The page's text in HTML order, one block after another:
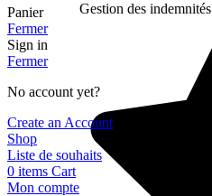
Gestion des indemnités
Panier
Fermer
Sign in
Fermer
No account yet?
Create an Account
Shop
Liste de souhaits
0 items Cart
Mon compte